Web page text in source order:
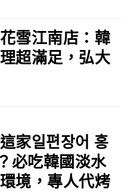
雪江南店：韓
超滿足，弘大
家일편장어 홍
必吃韓國淡水
境，專人代烤